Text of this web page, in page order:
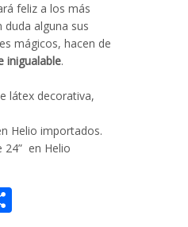
feliz a los más
duda alguna sus
mágicos, hacen de
inigualable.
látex decorativa,
Helio importados.
24” en Helio